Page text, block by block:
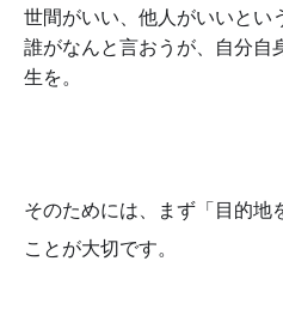
世間がいい、他人がいいとい
誰がなんと言おうが、 自分自
生を。
そのためには、まず「目的地
ことが大切です。